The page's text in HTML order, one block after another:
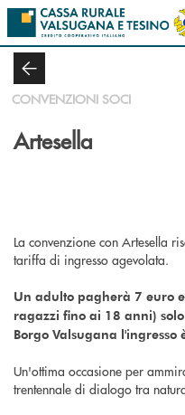
Salta al contenuto principale
CONVENZIONI SOCI
Artesella
La convenzione con Artesella
tariffa di ingresso agevolata.
Un adulto pagherà 7 euro
ragazzi fino ai 18 anni)
Borgo Valsugana l'ingresso
Un'ottima occasione per
trentennale di dialogo tra